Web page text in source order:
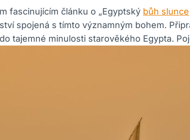
fascinujícím článku o „Egyptský bůh slunce
spojená s tímto významným bohem.
tajemné minulosti starověkého Egypta.